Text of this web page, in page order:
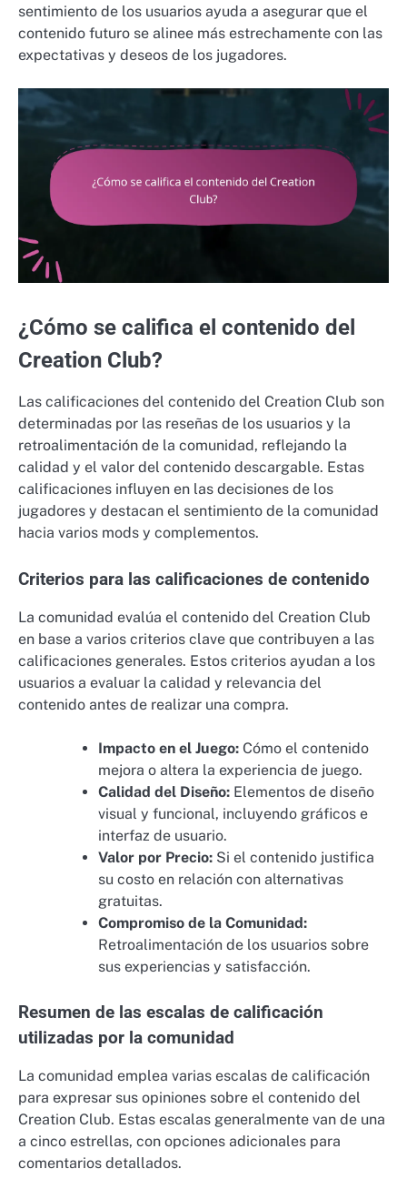
sentimiento de los usuarios ayuda a asegurar que el
contenido futuro se alinee más estrechamente con las
expectativas y deseos de los jugadores.
¿Cómo se califica el contenido del
Creation Club?
Las calificaciones del contenido del Creation Club son
determinadas por las reseñas de los usuarios y la
retroalimentación de la comunidad, reflejando la
calidad y el valor del contenido descargable. Estas
calificaciones influyen en las decisiones de los
jugadores y destacan el sentimiento de la comunidad
hacia varios mods y complementos.
Criterios para las calificaciones de contenido
La comunidad evalúa el contenido del Creation Club
en base a varios criterios clave que contribuyen a las
calificaciones generales. Estos criterios ayudan a los
usuarios a evaluar la calidad y relevancia del
contenido antes de realizar una compra.
Impacto en el Juego: Cómo el contenido
mejora o altera la experiencia de juego.
Calidad del Diseño: Elementos de diseño
visual y funcional, incluyendo gráficos e
interfaz de usuario.
Valor por Precio: Si el contenido justifica
su costo en relación con alternativas
gratuitas.
Compromiso de la Comunidad:
Retroalimentación de los usuarios sobre
sus experiencias y satisfacción.
Resumen de las escalas de calificación
utilizadas por la comunidad
La comunidad emplea varias escalas de calificación
para expresar sus opiniones sobre el contenido del
Creation Club. Estas escalas generalmente van de una
a cinco estrellas, con opciones adicionales para
comentarios detallados.